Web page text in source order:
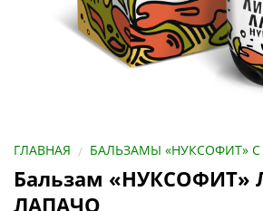
ГЛАВНАЯ / БАЛЬЗАМЫ «НУКСОФИТ»
Бальзам «НУКСОФИТ»
ЛАПАЧО